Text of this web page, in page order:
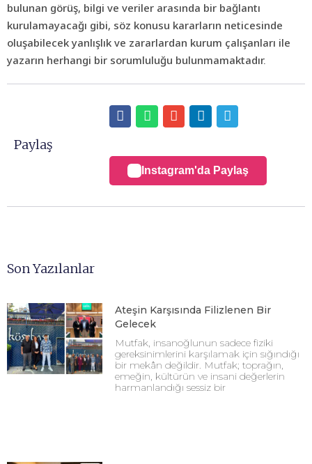
bulunan görüş, bilgi ve veriler arasında bir bağlantı
kurulamayacağı gibi, söz konusu kararların neticesinde
oluşabilecek yanlışlık ve zararlardan kurum çalışanları ile
yazarın herhangi bir sorumluluğu bulunmamaktadır.
Paylaş
Instagram'da Paylaş
Son Yazılanlar
Ateşin Karşısında Filizlenen Bir
Gelecek
Mutfak, insanoğlunun sadece fiziki
gereksinimlerini karşılamak için sığındığı
bir mekân değildir. Mutfak; toprağın,
emeğin, kültürün ve insani değerlerin
harmanlandığı sessiz bir